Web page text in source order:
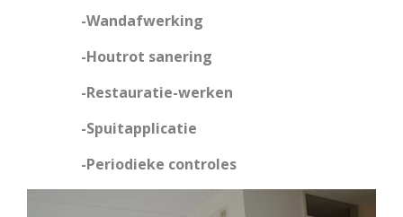
-Wandafwerking
-Houtrot sanering
-Restauratie-werken
-Spuitapplicatie
-Periodieke controles